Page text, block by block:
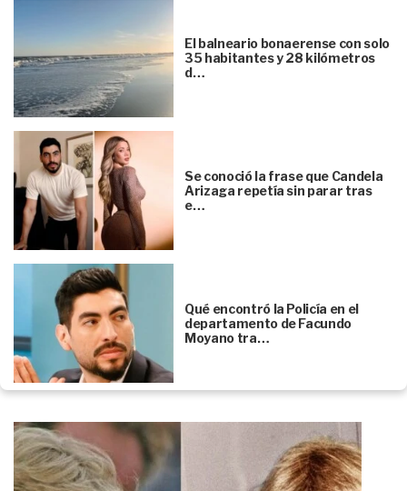
El balneario bonaerense con solo
35 habitantes y 28 kilómetros
d…
Se conoció la frase que Candela
Arizaga repetía sin parar tras
e…
Qué encontró la Policía en el
departamento de Facundo
Moyano tra…